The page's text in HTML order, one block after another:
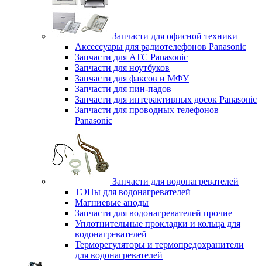
Запчасти для офисной техники
Аксессуары для радиотелефонов Panasonic
Запчасти для АТС Panasonic
Запчасти для ноутбуков
Запчасти для факсов и МФУ
Запчасти для пин-падов
Запчасти для интерактивных досок Panasonic
Запчасти для проводных телефонов
Panasonic
Запчасти для водонагревателей
ТЭНы для водонагревателей
Магниевые аноды
Запчасти для водонагревателей прочие
Уплотнительные прокладки и кольца для
водонагревателей
Терморегуляторы и термопредохранители
для водонагревателей